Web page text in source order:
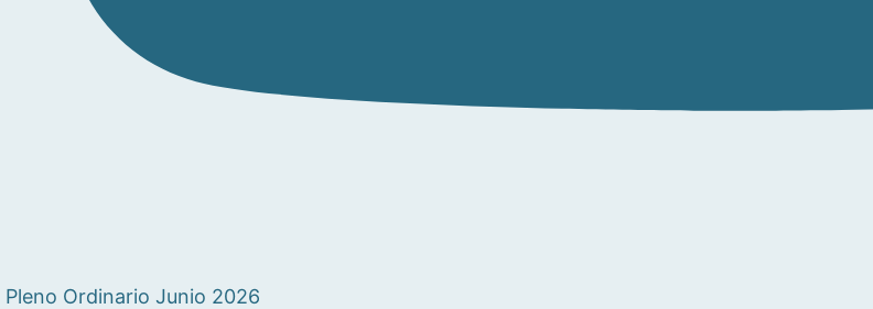
Pleno Ordinario Junio 2026